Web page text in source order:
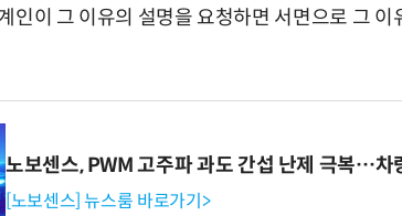
인이 그 이유의 설명을 요청하면 서면으로 그 이
노보센스, PWM 고주파 과도 간섭 난제 극복…차
[노보센스] 뉴스룸 바로가기>